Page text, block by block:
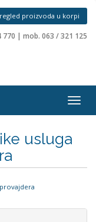
proizvoda u korpi
770 | mob. 063 / 321 125
usluga